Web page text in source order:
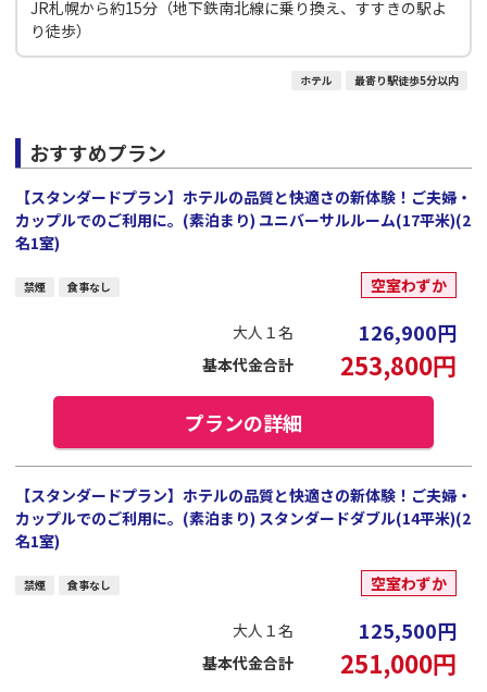
JR札幌から約15分（地下鉄南北線に乗り換え、すすきの駅よ
り徒歩）
ホテル 最寄り駅徒歩5分以内
おすすめプラン
【スタンダードプラン】ホテルの品質と快適さの新体験！ご夫婦・
カップルでのご利用に。(素泊まり) ユニバーサルルーム(17平米)(2
名1室)
禁煙 食事なし 空室わずか
大人１名 126,900円
基本代金合計 253,800円
プランの詳細
【スタンダードプラン】ホテルの品質と快適さの新体験！ご夫婦・
カップルでのご利用に。(素泊まり) スタンダードダブル(14平米)(2
名1室)
禁煙 食事なし 空室わずか
大人１名 125,500円
基本代金合計 251,000円